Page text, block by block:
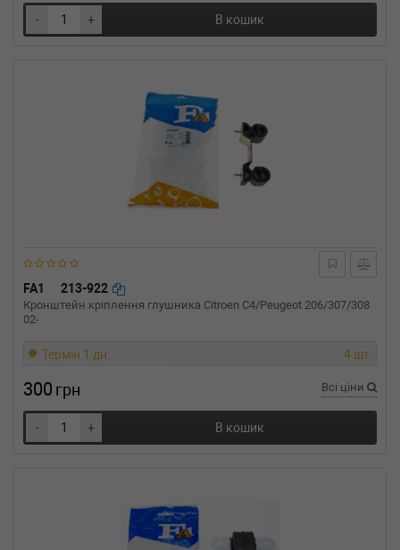
- + В кошик
FA1 213-922
Кронштейн кріплення глушника Citroen C4/Peugeot 206/307/308
02-
Термін 1 дн. 4 шт.
300 грн Всі ціни
- + В кошик